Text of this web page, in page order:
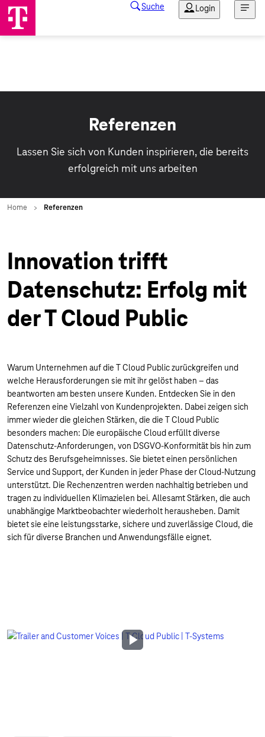
Referenzen
Lassen Sie sich von Kunden inspirieren, die bereits
erfolgreich mit uns arbeiten
Innovation trifft
Datenschutz: Erfolg mit
der T Cloud Public
Warum Unternehmen auf die T Cloud Public zurückgreifen und
welche Herausforderungen sie mit ihr gelöst haben – das
beantworten am besten unsere Kunden. Entdecken Sie in den
Referenzen eine Vielzahl von Kundenprojekten. Dabei zeigen sich
immer wieder die gleichen Stärken, die die T Cloud Public
besonders machen: Die europäische Cloud erfüllt diverse
Datenschutz-Anforderungen, von DSGVO-Konformität bis hin zum
Schutz des Berufsgeheimnisses. Sie bietet einen persönlichen
Service und Support, der Kunden in jeder Phase der Cloud-Nutzung
unterstützt. Die Rechenzentren werden nachhaltig betrieben und
tragen zu individuellen Klimazielen bei. Allesamt Stärken, die auch
unabhängige Marktbeobachter wiederholt herausheben. Damit
bietet sie eine leistungsstarke, sichere und zuverlässige Cloud, die
sich für diverse Branchen und Anwendungsfälle eignet.
Play